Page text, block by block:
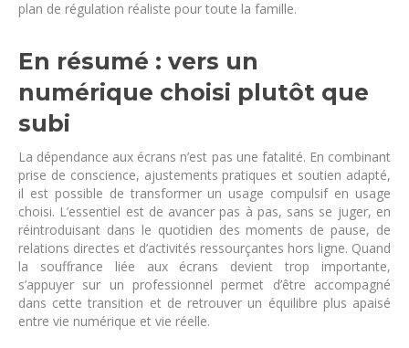
plan de régulation réaliste pour toute la famille.
En résumé : vers un
numérique choisi plutôt que
subi
La dépendance aux écrans n’est pas une fatalité. En combinant
prise de conscience, ajustements pratiques et soutien adapté,
il est possible de transformer un usage compulsif en usage
choisi. L’essentiel est de avancer pas à pas, sans se juger, en
réintroduisant dans le quotidien des moments de pause, de
relations directes et d’activités ressourçantes hors ligne. Quand
la souffrance liée aux écrans devient trop importante,
s’appuyer sur un professionnel permet d’être accompagné
dans cette transition et de retrouver un équilibre plus apaisé
entre vie numérique et vie réelle.